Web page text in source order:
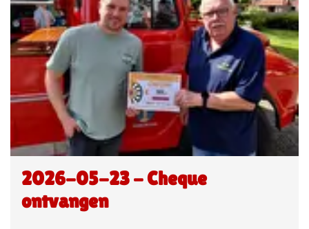
2026-05-23 - Cheque
ontvangen